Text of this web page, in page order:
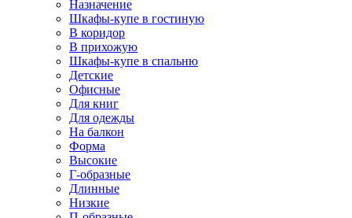
Назначение
Шкафы-купе в гостиную
В коридор
В прихожую
Шкафы-купе в спальню
Детские
Офисные
Для книг
Для одежды
На балкон
Форма
Высокие
Г-образные
Длинные
Низкие